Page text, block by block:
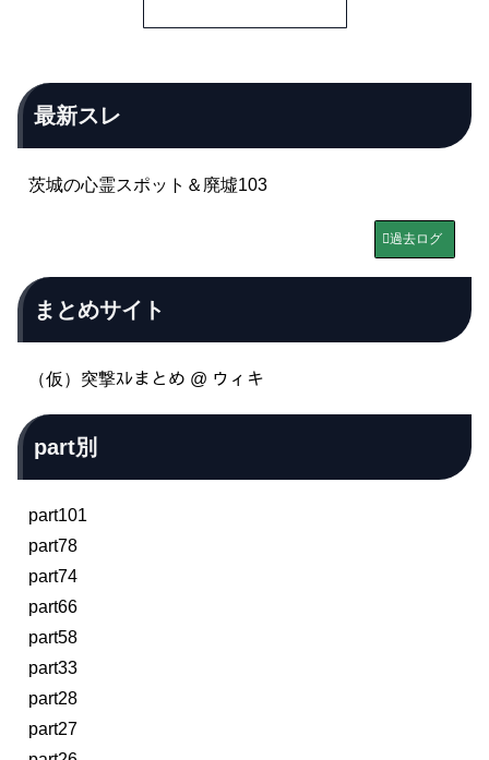
最新スレ
茨城の心霊スポット＆廃墟103
過去ログ
まとめサイト
（仮）突撃ｽﾚまとめ @ ウィキ
part別
part101
part78
part74
part66
part58
part33
part28
part27